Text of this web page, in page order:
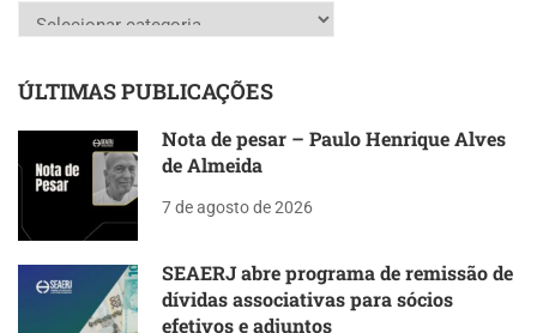
Categorias
ÚLTIMAS PUBLICAÇÕES
Nota de pesar – Paulo Henrique Alves
de Almeida
7 de agosto de 2026
SEAERJ abre programa de remissão de
dívidas associativas para sócios
efetivos e adjuntos